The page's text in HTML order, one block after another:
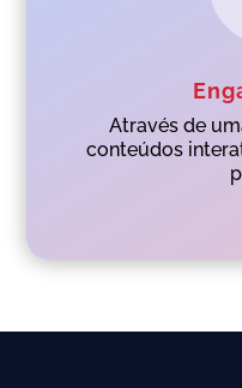
Através de
conteúdos